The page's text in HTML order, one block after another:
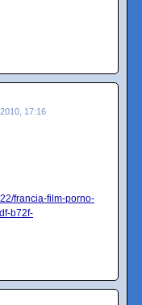
17:16
francia-film-porno-
b72f-